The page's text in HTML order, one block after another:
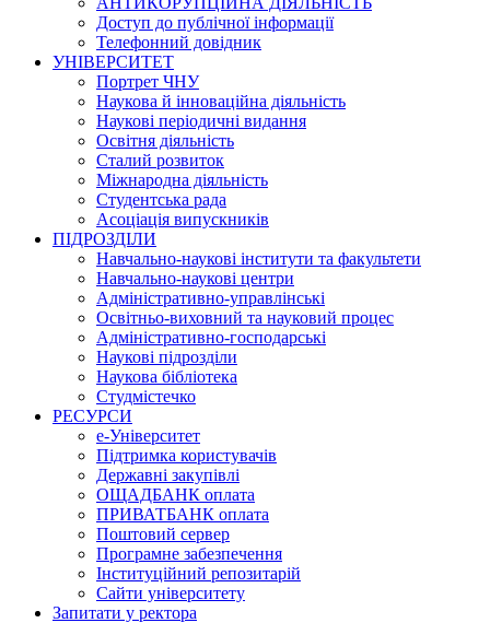
Доступ до публічної інформації
Телефонний довідник
УНІВЕРСИТЕТ
Портрет ЧНУ
Наукова й інноваційна діяльність
Наукові періодичні видання
Освітня діяльність
Сталий розвиток
Міжнародна діяльність
Студентська рада
Асоціація випускників
ПІДРОЗДІЛИ
Навчально-наукові інститути та факультети
Навчально-наукові центри
Адміністративно-управлінські
Освітньо-виховний та науковий процес
Адміністративно-господарські
Наукові підрозділи
Наукова бібліотека
Студмістечко
РЕСУРСИ
е-Університет
Підтримка користувачів
Державні закупівлі
ОЩАДБАНК оплата
ПРИВАТБАНК оплата
Поштовий сервер
Програмне забезпечення
Інституційний репозитарій
Сайти університету
Запитати у ректора